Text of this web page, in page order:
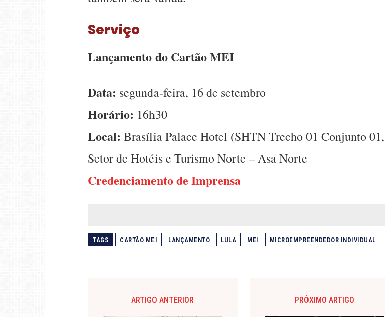
Serviço
Lançamento do Cartão MEI
Data: segunda-feira, 16 de setembro
Horário: 16h30
Local: Brasília Palace Hotel (SHTN Trecho 01 Conjunto 01,
Setor de Hotéis e Turismo Norte – Asa Norte
Credenciamento de Imprensa
TAGS CARTÃO MEI LANÇAMENTO LULA MEI MICROEMPREENDEDOR INDIVIDUAL
ARTIGO ANTERIOR PRÓXIMO ARTIGO